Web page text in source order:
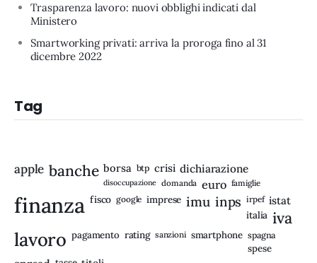
Trasparenza lavoro: nuovi obblighi indicati dal
Ministero
Smartworking privati: arriva la proroga fino al 31
dicembre 2022
Tag
apple banche borsa btp crisi dichiarazione
disoccupazione domanda euro famiglie
finanza fisco google imprese imu inps irpef istat
italia iva
lavoro pagamento rating sanzioni smartphone spagna
spese